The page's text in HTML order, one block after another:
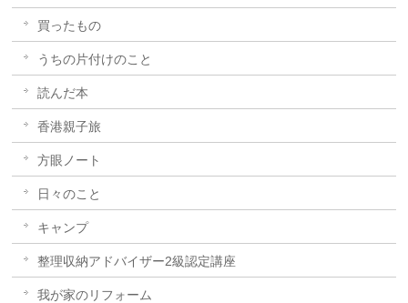
買ったもの
うちの片付けのこと
読んだ本
香港親子旅
方眼ノート
日々のこと
キャンプ
整理収納アドバイザー2級認定講座
我が家のリフォーム